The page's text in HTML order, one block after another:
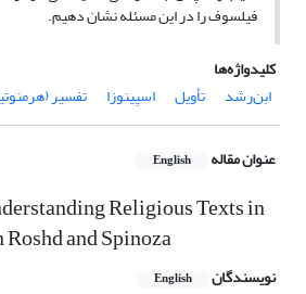
فیلسوف را در این مسئله نشان دهیم.
کلیدواژه‌ها
ابن‌رشد
تأویل اسپینوزا تفسیر
عنوان مقاله English
Religious Texts in
and Spinoza
نویسندگان English